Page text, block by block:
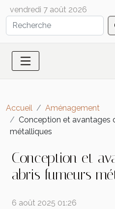
vendredi 7 août 2026
Accueil
Aménagement
Conception et avantages
métalliques
Conception et
abris fumeurs
6 août 2025 01:26